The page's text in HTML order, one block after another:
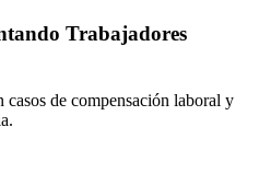
Trabajadores
casos de compensación laboral y